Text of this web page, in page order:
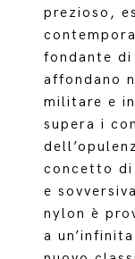
prezioso,
fondante
affondano
militare e
supera i
concetto
e
nylon è
a